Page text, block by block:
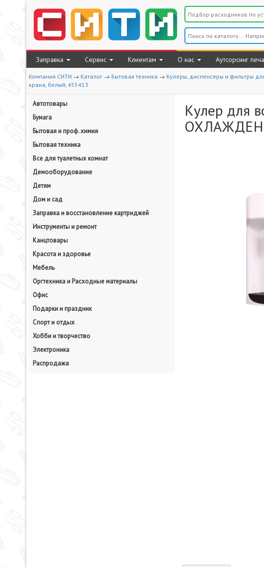
Заправка Сервис Клиентам О нас Аутсорсинг
Компания СИТИ → Каталог → Бытовая техника → Кулеры, диспенсеры и фильтры
крана, белый, 455413
Автотовары
Бумага
Бытовая и проф. химия
Бытовая техника
Все для туалетных комнат
Демооборудование
Детям
Дом и сад
Заправка и восстановление картриджей
Инструменты и ремонт
Канцтовары
Красота и здоровье
Мебель
Оргтехника и Расходные материалы
Офис
Подарки и праздник
Спорт и отдых
Хобби и творчество
Электроника
Распродажа
Кулер для